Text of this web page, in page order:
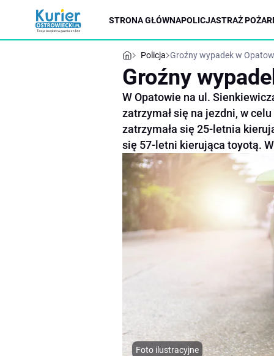
STRONA GŁÓWNAPOLICJASTRAŻ
Policja Groźny wypadek w
Groźny
W Opatowie na ul.
zatrzymał się na jezdni, w
zatrzymała się 25-letnia
się 57-letni kierująca toyotą.
Foto ilustracyjne